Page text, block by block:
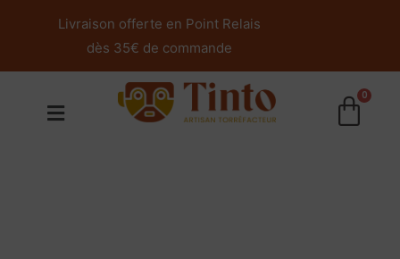
Livraison offerte en Point Relais
dès 35€ de commande